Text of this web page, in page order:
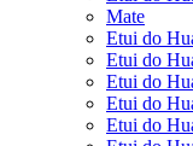
Mate
Etui do
Etui do
Etui do
Etui do
Etui do